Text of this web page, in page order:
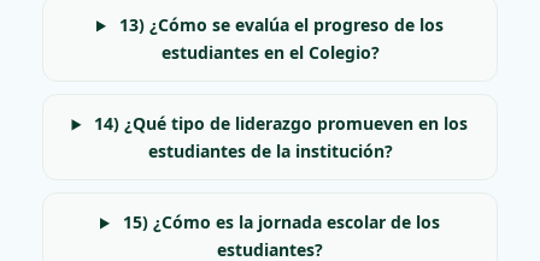
13) ¿Cómo se evalúa el progreso de los
estudiantes en el Colegio?
14) ¿Qué tipo de liderazgo promueven en los
estudiantes de la institución?
15) ¿Cómo es la jornada escolar de los
estudiantes?